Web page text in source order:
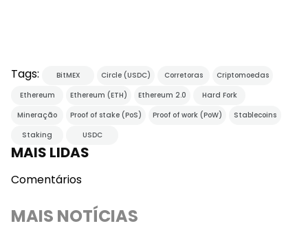
Tags: BitMEX Circle (USDC) Corretoras
Criptomoedas
Ethereum
Ethereum (ETH) Ethereum 2.0
Hard Fork
Mineração
Proof of stake (PoS) Proof of work (PoW)
Stablecoins
Staking
USDC
MAIS LIDAS
Comentários
MAIS NOTÍCIAS